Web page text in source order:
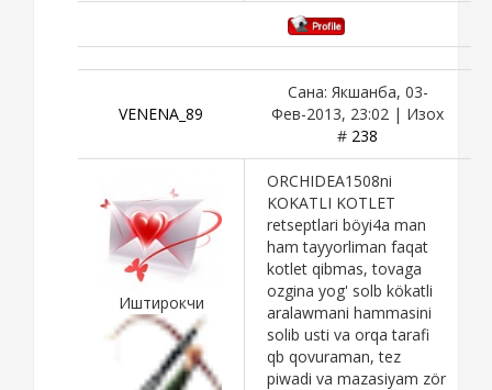
VENENA_89
Сана: Якшанба, 03-
Фев-2013, 23:02 | Изох
# 238
Иштирокчи
ORCHIDEA1508ni
KOKATLI KOTLET
retseptlari böyi4a man
ham tayyorliman faqat
kotlet qibmas, tovaga
ozgina yog' solb kökatli
aralawmani hammasini
solib usti va orqa tarafi
qb qovuraman, tez
piwadi va mazasiyam zör